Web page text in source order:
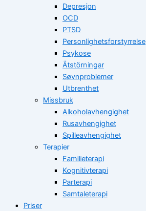
Depresjon
OCD
PTSD
Personlighetsforstyrrelse
Psykose
Ätstörningar
Søvnproblemer
Utbrenthet
Missbruk
Alkoholavhengighet
Rusavhengighet
Spilleavhengighet
Terapier
Familieterapi
Kognitivterapi
Parterapi
Samtaleterapi
Priser